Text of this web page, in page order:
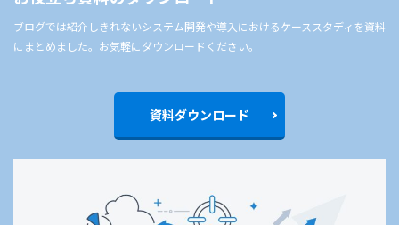
ブログでは紹介しきれないシステム開発や導入におけるケーススタディを資料
にまとめました。お気軽にダウンロードください。
資料ダウンロード